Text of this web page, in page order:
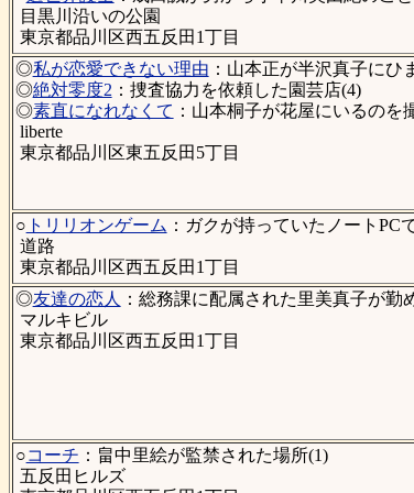
目黒川沿いの公園
東京都品川区西五反田1丁目
◎私が恋愛できない理由 ：山本正が半沢真子にひ
◎絶対零度2 ：捜査協力を依頼した園芸店(4)
◎素直になれなくて ：山本桐子が花屋にいるのを
liberte
東京都品川区東五反田5丁目
○ トリリオンゲーム ：ガクが持っていたノート
道路
東京都品川区西五反田1丁目
◎友達の恋人
：総務課に配属された里美真子が
マルキビル
東京都品川区西五反田1丁目
○コーチ ：畠中里絵が監禁された場所(1)
五反田ヒルズ